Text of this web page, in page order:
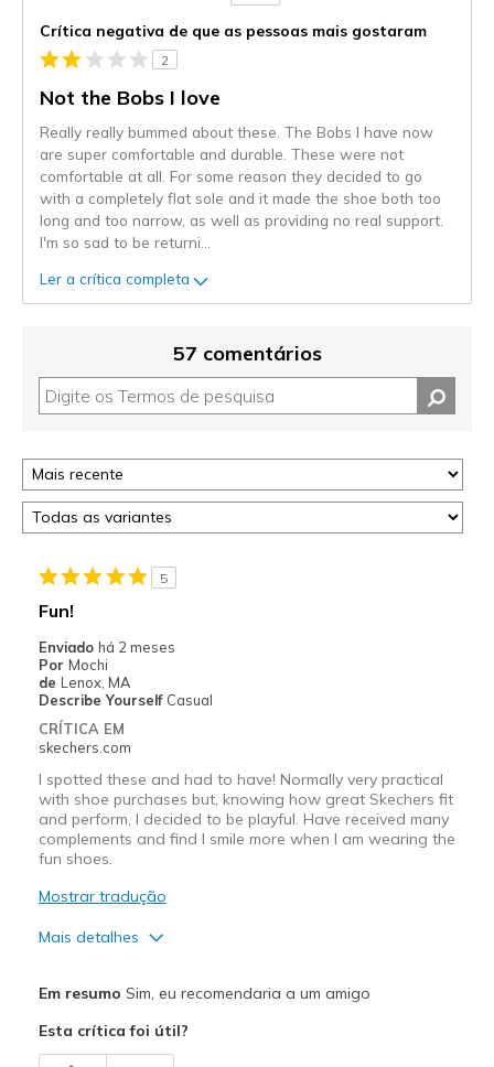
Crítica negativa de que as pessoas mais gostaram
2
Not the Bobs I love
Really really bummed about these. The Bobs I have now
are super comfortable and durable. These were not
comfortable at all. For some reason they decided to go
with a completely flat sole and it made the shoe both too
long and too narrow, as well as providing no real support.
I'm so sad to be returni
Ler a crítica completa
57 comentários
5
Fun!
Enviado há 2 meses
Por Mochi
de Lenox, MA
Describe Yourself Casual
CRÍTICA EM
skechers.com
I spotted these and had to have! Normally very practical
with shoe purchases but, knowing how great Skechers fit
and perform, I decided to be playful. Have received many
complements and find I smile more when I am wearing the
fun shoes.
Mostrar tradução
Mais detalhes
Breathe Well
Em resumo Sim, eu recomendaria a um amigo
Esta crítica foi útil?